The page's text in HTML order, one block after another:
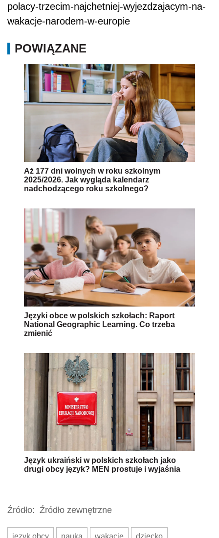
polacy-trzecim-najchetniej-wyjezdzajacym-na-
wakacje-narodem-w-europie
POWIĄZANE
Aż 177 dni wolnych w roku szkolnym
2025/2026. Jak wygląda kalendarz
nadchodzącego roku szkolnego?
Języki obce w polskich szkołach: Raport
National Geographic Learning. Co trzeba
zmienić
Język ukraiński w polskich szkołach jako
drugi obcy język? MEN prostuje i wyjaśnia
Źródło: Źródło zewnętrzne
język obcy nauka wakacje dziecko